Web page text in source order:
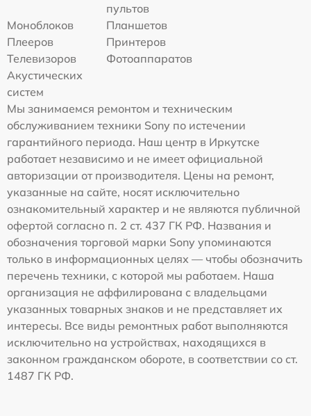
пультов
Моноблоков
Планшетов
Плееров
Принтеров
Телевизоров
Фотоаппаратов
Акустических
систем
Мы занимаемся ремонтом и техническим
обслуживанием техники Sony по истечении
гарантийного периода. Наш центр в Иркутске
работает независимо и не имеет официальной
авторизации от производителя. Цены на ремонт,
указанные на сайте, носят исключительно
ознакомительный характер и не являются публичной
офертой согласно п. 2 ст. 437 ГК РФ. Названия и
обозначения торговой марки Sony упоминаются
только в информационных целях — чтобы обозначить
перечень техники, с которой мы работаем. Наша
организация не аффилирована с владельцами
указанных товарных знаков и не представляет их
интересы. Все виды ремонтных работ выполняются
исключительно на устройствах, находящихся в
законном гражданском обороте, в соответствии со ст.
1487 ГК РФ.